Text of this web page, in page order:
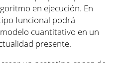
en ejecución. En
funcional podrá
cuantitativo en un
presente.